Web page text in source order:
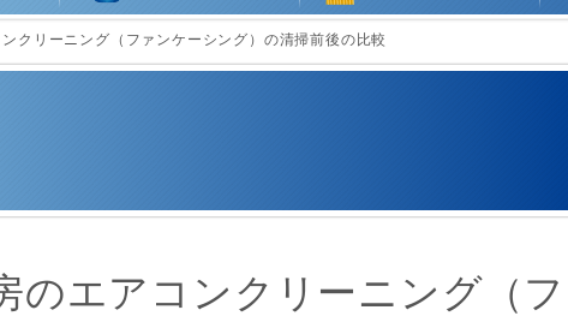
クリーニング（ファンケーシング）の清掃前後の比較
のエアコンクリーニング（フ